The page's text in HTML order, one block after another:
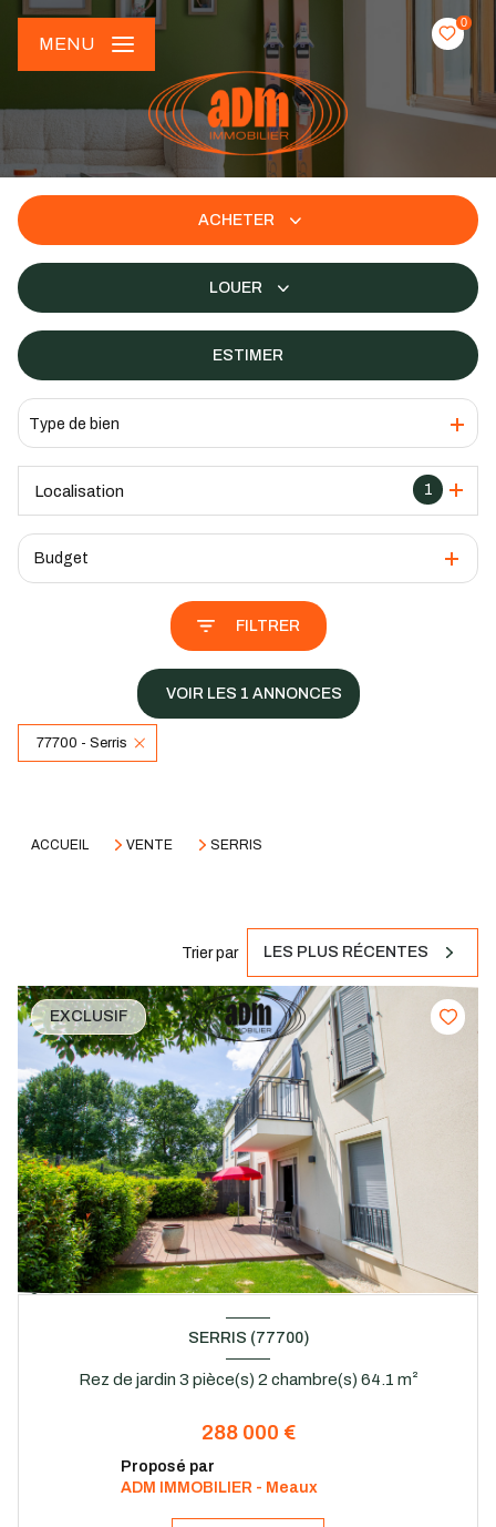
0
MENU
ACHETER
LOUER
ESTIMER
Type de bien
1
Localisation
Budget
FILTRER
VOIR LES 1 ANNONCES
77700 - Serris
ACCUEIL VENTE SERRIS
Trier par LES PLUS RÉCENTES
EXCLUSIF
SERRIS (77700)
Rez de jardin 3 pièce(s) 2 chambre(s) 64.1 m²
288 000 €
Proposé par
ADM IMMOBILIER - Meaux